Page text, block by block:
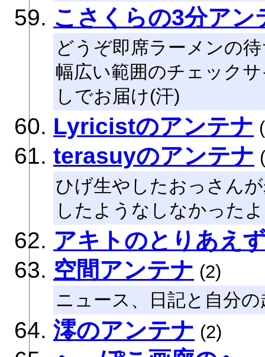
こさくらの3分アン
どうぞ即席ラーメンの
幅広い範囲のチェック
しでお届け(汗)
Lyricistのアンテナ
terasuyのアンテナ
ひげ生やしたおっさん
したようなしなかった
アキトのとりあえ
空間アンテナ (2)
ニュース、日記と自分
澪のアンテナ (2)